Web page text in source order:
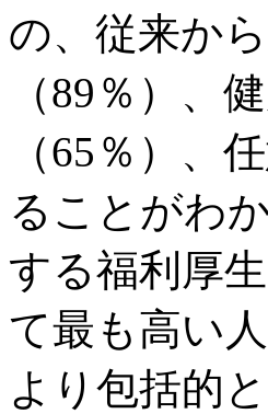
の、従来か
（89％）、
（65％）、
ることがわ
する福利厚
て最も高い
より包括的